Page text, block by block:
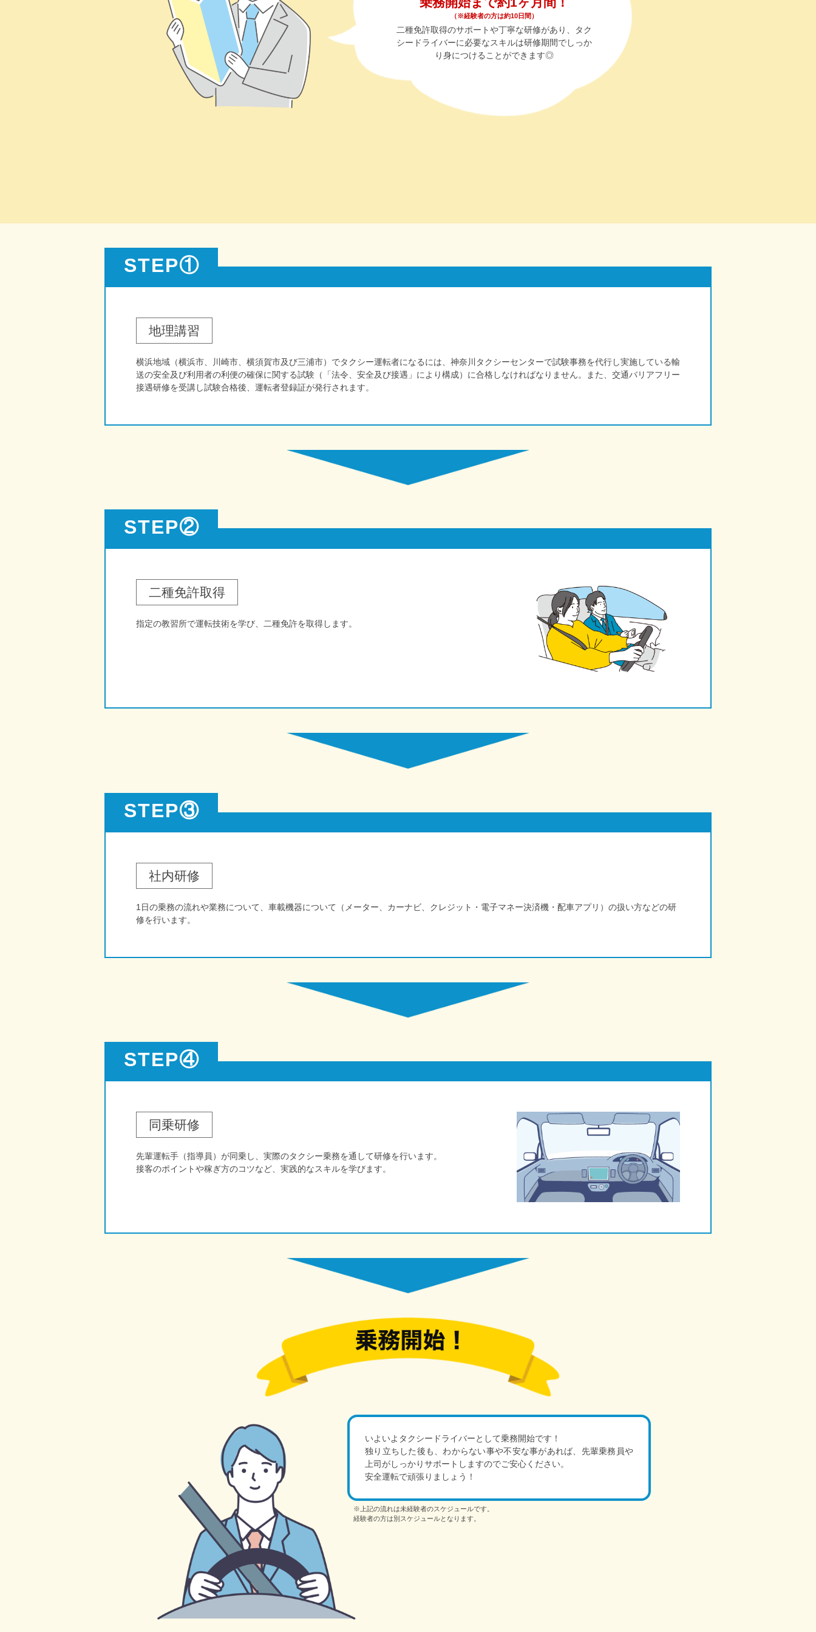
（※経験者の方は約10日間）
二種免許取得のサポートや丁寧な研修があり、タク
シードライバーに必要なスキルは研修期間でしっか
り身につけることができます◎
STEP①
地理講習
横浜地域（横浜市、川崎市、横須賀市及び三浦市）でタクシー運転者になるには、神奈川タクシーセンターで試験事務を代行し実施している輸
送の安全及び利用者の利便の確保に関する試験（「法令、安全及び接遇」により構成）に合格しなければなりません。また、交通バリアフリー
接遇研修を受講し試験合格後、運転者登録証が発行されます。
STEP②
二種免許取得
指定の教習所で運転技術を学び、二種免許を取得します。
STEP③
社内研修
1日の乗務の流れや業務について、車載機器について（メーター、カーナビ、クレジット・電子マネー決済機・配車アプリ）の扱い方などの研
修を行います。
STEP④
同乗研修
先輩運転手（指導員）が同乗し、実際のタクシー乗務を通して研修を行います。
接客のポイントや稼ぎ方のコツなど、実践的なスキルを学びます。
いよいよタクシードライバーとして乗務開始です！
独り立ちした後も、わからない事や不安な事があれば、先輩乗務員や
上司がしっかりサポートしますのでご安心ください。
安全運転で頑張りましょう！
※上記の流れは未経験者のスケジュールです。
経験者の方は別スケジュールとなります。